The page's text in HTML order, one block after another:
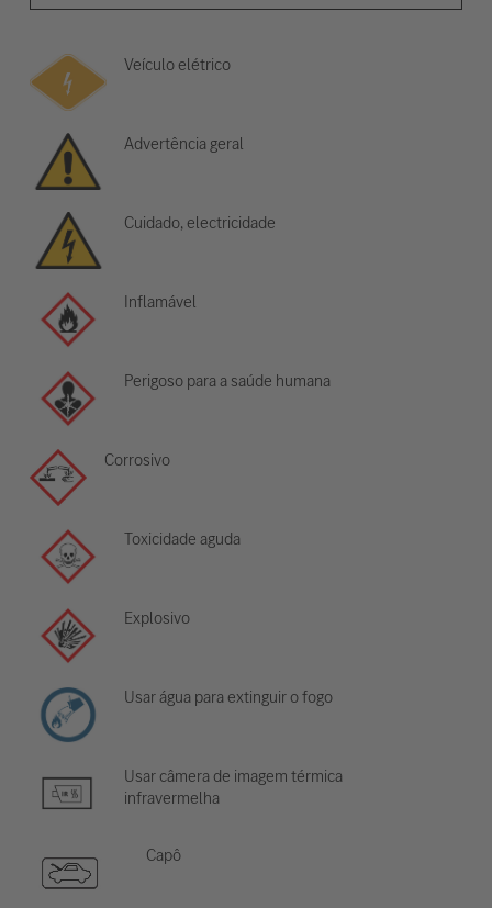
Veículo elétrico
Advertência geral
Cuidado, electricidade
Inflamável
Perigoso para a saúde humana
Corrosivo
Toxicidade aguda
Explosivo
Usar água para extinguir o fogo
Usar câmera de imagem térmica
infravermelha
Capô